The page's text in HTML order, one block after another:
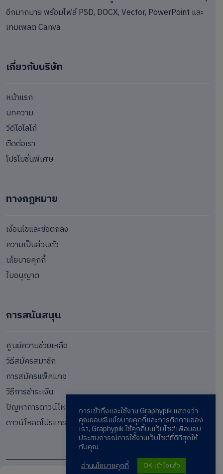
อีกมากมาย พร้อมไฟล์ PSD, DOCX, Vector, PowerPoint และ
เทมเพลต Canva
เกี่ยวกับบริษัท
หน้าแรก
บทความ
วีดีโอโลโก้
ติดต่อเรา
โปรโมชั่นพิเศษ
ทางกฎหมาย
เงื่อนไขและข้อตกลง
ความเป็นส่วนตัว
นโยบายคุกกี้
ใบอนุญาต
การสนันสนุน
ศูนย์ความช่วยเหลือ
วิธีสมัครสมาชิก
การสมัครแพ็คแกจ
วิธีการชำระเงิน
ปัญหาการดาวน์โหลด
ดาวน์โหลดโปรแกรม
การเข้าถึงและใช้งาน Graphypik แสดงว่า
คุณยอมรับนโยบายคุกกี้และการติดตามของ
เรา, Graphypik ใช้คุกกี้บนเว็บไซต์เพื่อมอบ
ประสบการณ์การใช้งานเว็บไซต์ที่ดีที่สุดให้
กับคุณ
อ่านนโยบายคุกกี้
OK เข้าใจแล้ว